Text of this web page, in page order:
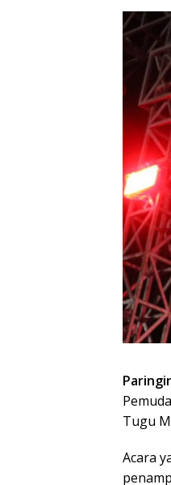
Tugu
Acara